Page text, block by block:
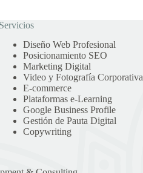
Servicios
Diseño Web Profesional
Posicionamiento SEO
Marketing Digital
Video y Fotografía Corporativa
E-commerce
Plataformas e-Learning
Google Business Profile
Gestión de Pauta Digital
Copywriting